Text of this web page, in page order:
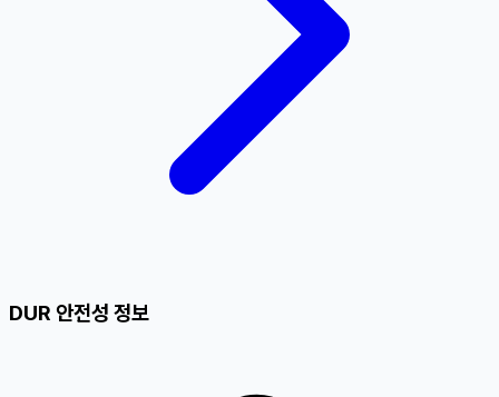
DUR 안전성 정보